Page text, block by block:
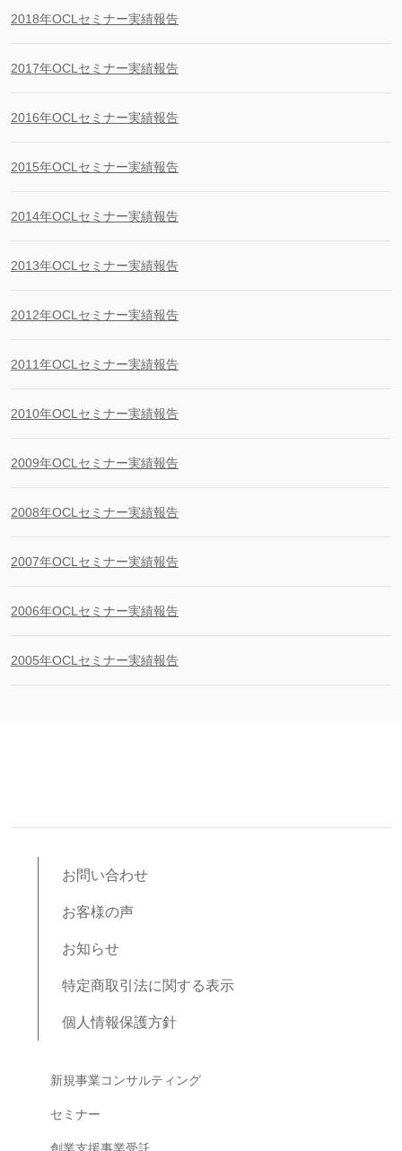
2018年OCLセミナー実績報告
2017年OCLセミナー実績報告
2016年OCLセミナー実績報告
2015年OCLセミナー実績報告
2014年OCLセミナー実績報告
2013年OCLセミナー実績報告
2012年OCLセミナー実績報告
2011年OCLセミナー実績報告
2010年OCLセミナー実績報告
2009年OCLセミナー実績報告
2008年OCLセミナー実績報告
2007年OCLセミナー実績報告
2006年OCLセミナー実績報告
2005年OCLセミナー実績報告
お問い合わせ
お客様の声
お知らせ
特定商取引法に関する表示
個人情報保護方針
新規事業コンサルティング
セミナー